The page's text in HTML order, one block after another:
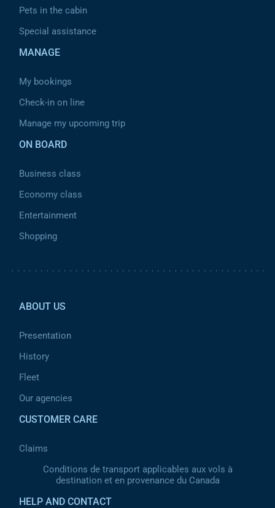
Pets in the cabin
Special assistance
MANAGE
My bookings
Check-in on line
Manage my upcoming trip
ON BOARD
Business class
Economy class
Entertainment
Shopping
ABOUT US
Presentation
History
Fleet
Our agencies
CUSTOMER CARE
Claims
Conditions de transport applicables aux vols à
destination et en provenance du Canada
HELP AND CONTACT